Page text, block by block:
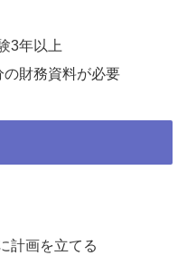
3年以上
財務資料が必要
計画を立てる